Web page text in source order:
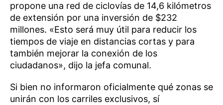
propone una red de ciclovías de 14,6 kilómetros
de extensión por una inversión de $232
millones. «Esto será muy útil para reducir los
tiempos de viaje en distancias cortas y para
también mejorar la conexión de los
ciudadanos», dijo la jefa comunal.
Si bien no informaron oficialmente qué zonas se
unirán con los carriles exclusivos, sí